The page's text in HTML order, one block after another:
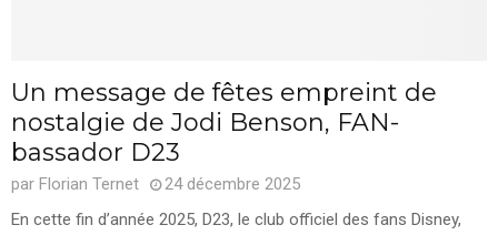
Un message de fêtes empreint de
nostalgie de Jodi Benson, FAN-
bassador D23
par Florian Ternet
24 décembre 2025
En cette fin d’année 2025, D23, le club officiel des fans Disney,